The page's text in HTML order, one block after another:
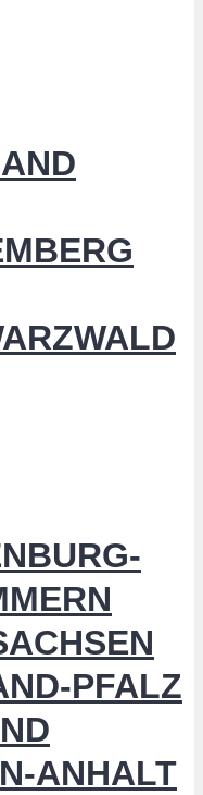
PFALZ
ANHALT